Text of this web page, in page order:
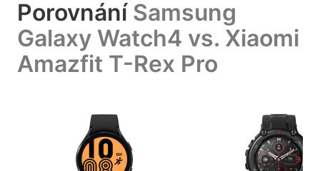
Porovnání Samsung
Galaxy Watch4 vs. Xiaomi
Amazfit T-Rex Pro